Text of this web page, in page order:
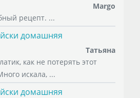
Margo
рецепт. ...
домашняя
Татьяна
как не потерять этот
искала, ...
домашняя